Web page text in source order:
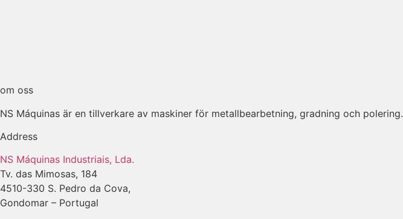
om oss
NS Máquinas är en tillverkare av maskiner för metallbearbetning, gradning och polering.
Address
NS Máquinas Industriais, Lda.
Tv. das Mimosas, 184
4510-330 S. Pedro da Cova,
Gondomar – Portugal